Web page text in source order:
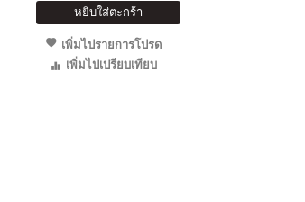
หยิบใส่ตะกร้า
เพิ่มไปรายการโปรด
เพิ่มไปเปรียบเทียบ